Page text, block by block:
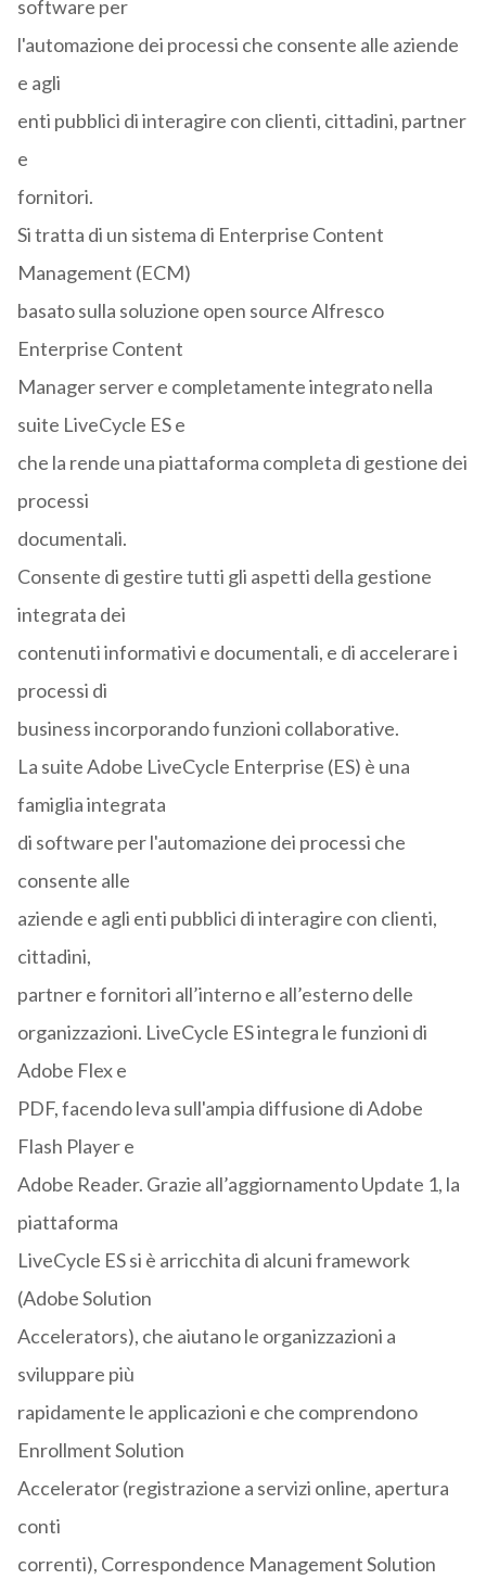
software per
l'automazione dei processi che consente alle aziende
e agli
enti pubblici di interagire con clienti, cittadini, partner
e
fornitori.
Si tratta di un sistema di Enterprise Content
Management (ECM)
basato sulla soluzione open source Alfresco
Enterprise Content
Manager server e completamente integrato nella
suite LiveCycle ES e
che la rende una piattaforma completa di gestione dei
processi
documentali.
Consente di gestire tutti gli aspetti della gestione
integrata dei
contenuti informativi e documentali, e di accelerare i
processi di
business incorporando funzioni collaborative.
La suite Adobe LiveCycle Enterprise (ES) è una
famiglia integrata
di software per l'automazione dei processi che
consente alle
aziende e agli enti pubblici di interagire con clienti,
cittadini,
partner e fornitori all’interno e all’esterno delle
organizzazioni. LiveCycle ES integra le funzioni di
Adobe Flex e
PDF, facendo leva sull'ampia diffusione di Adobe
Flash Player e
Adobe Reader. Grazie all’aggiornamento Update 1, la
piattaforma
LiveCycle ES si è arricchita di alcuni framework
(Adobe Solution
Accelerators), che aiutano le organizzazioni a
sviluppare più
rapidamente le applicazioni e che comprendono
Enrollment Solution
Accelerator (registrazione a servizi online, apertura
conti
correnti), Correspondence Management Solution